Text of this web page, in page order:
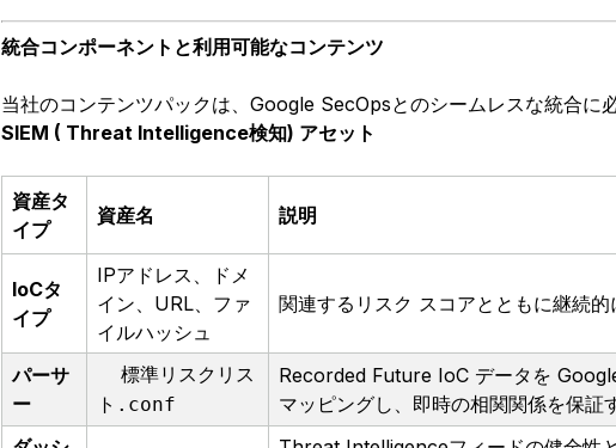
統合コンポーネントと利用可能なコンテンツ
当社のコンテンツパックは、Google SecOpsとのシームレスな統合に
SIEM ( Threat Intelligence検知) アセット
資産タ
イプ
資産名 説明
IoCタ
イプ
IPアドレス、ドメ
イン、URL、ファ
イルハッシュ
関連するリスク スコアとともに継続的
パーサ
ー
標準リスクリス
ト.conf
Recorded Future IoC データを
マッピングし、即時の相関関係を保証